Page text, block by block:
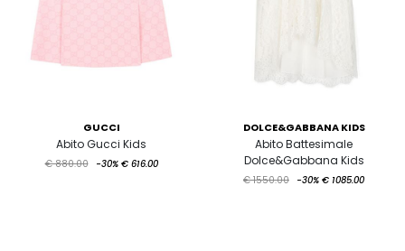
GUCCI
Abito Gucci Kids
€ 880.00 -30% € 616.00
DOLCE&GABBANA KIDS
Abito Battesimale
Dolce&Gabbana Kids
€ 1550.00 -30% € 1085.00